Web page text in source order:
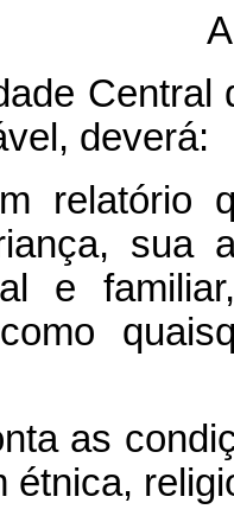
deverá:
relatório
sua
e
as
étnica,